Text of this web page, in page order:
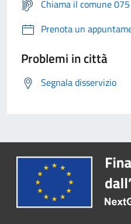
Chiama il comune
Prenota un
Problemi in città
Segnala disservizio